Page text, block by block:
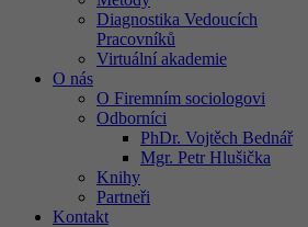
Diagnostika Vedoucích
Pracovníků
Virtuální akademie
O nás
O Firemním sociologovi
Odborníci
PhDr. Vojtěch Bednář
Mgr. Petr Hlušička
Knihy
Partneři
Kontakt